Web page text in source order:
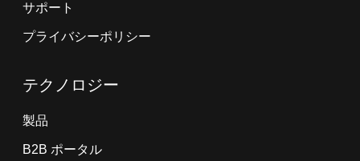
サポート
プライバシーポリシー
テクノロジー
製品
B2B ポータル